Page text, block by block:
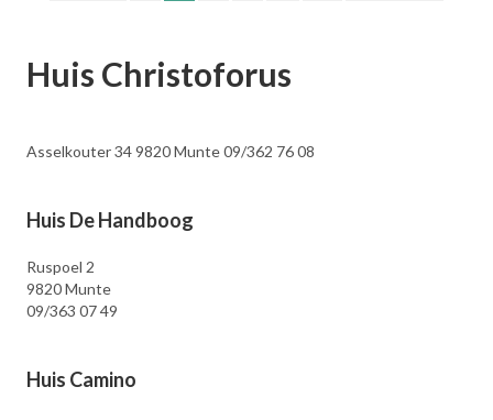
Huis Christoforus
Asselkouter 34 9820 Munte 09/362 76 08
Huis De Handboog
Ruspoel 2
9820 Munte
09/363 07 49
Huis Camino